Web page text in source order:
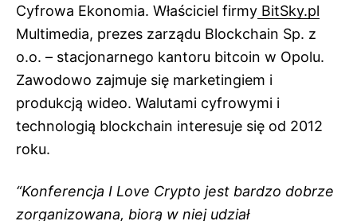
Cyfrowa Ekonomia. Właściciel firmy BitSky.pl
Multimedia, prezes zarządu Blockchain Sp. z
o.o. – stacjonarnego kantoru bitcoin w Opolu.
Zawodowo zajmuje się marketingiem i
produkcją wideo. Walutami cyfrowymi i
technologią blockchain interesuje się od 2012
roku.
“Konferencja I Love Crypto jest bardzo dobrze
zorganizowana, biorą w niej udział